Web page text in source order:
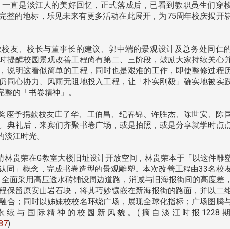
直是淡江人的美好回忆，正式落成后，已看到教职员生们穿
整的地标，乐见未来有更多活动在此展开，为75周年校庆揭开
友、校长与董事长的建议、郭中端的景观设计及总务处同仁
提醒校园景观改善工程尚有第二、三阶段，鼓励大家持续关心
说明这看似简单的工程，同时也是艰难的工作，即使整修过程
同心协力、风雨无阻地投入工程，让「朴实刚毅」确实地被实
的「书卷精神」。
予捐款校友庄子华、王伯昌、纪春锦、许胜杰、陈世安、陈
典礼后，来宾们齐聚书卷广场，或是拍照，或是分享就学时点
江时光。
贵荣在G教室大楼旧址设计开放空间，林贵荣本于「以这件雕
同」概念，完成书卷造型的景观雕塑。本次改善工程由33名校
面采用高压透水砖铺设周边道路，消减与旧海报街间的高度差
保留原安山岩石块，将其巧妙镶嵌在新海报街的路面，并以二
合；同时以姊妹校校名环绕广场，展现全球化指标；广场图腾
与国际精神的校园新风貌。(摘自淡江时报1228期
)
...
香港校友会前会长叶雅琴学姐与
杜天宝学长一家，于115年6月4日
(四)返校拜访校友处，受到校友 ...
跨业合作协进会第二届第一
大会于6月5日下午7时，在
园D508室举行，本校潘伯申
4 版 捐款征信、其他消
息
欢迎使用「淡江大学校园征才
线上系统」
4 版 捐款征信、其
息
捐款芳名录